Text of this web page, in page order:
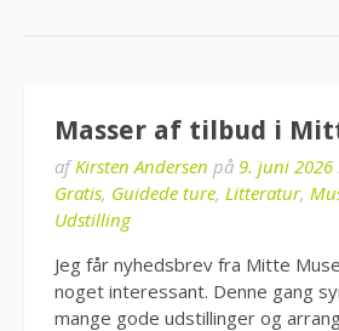
Masser af tilbud i
afKirsten Andersen på 9. juni 2026
Gratis, Guidede ture, Litteratur,
Udstilling
Jeg får nyhedsbrev fra Mitte
noget interessant. Denne gang
mange gode udstillinger og